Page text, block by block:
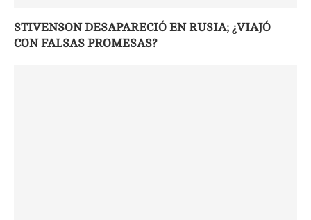
STIVENSON DESAPARECIÓ EN RUSIA; ¿VIAJÓ
CON FALSAS PROMESAS?